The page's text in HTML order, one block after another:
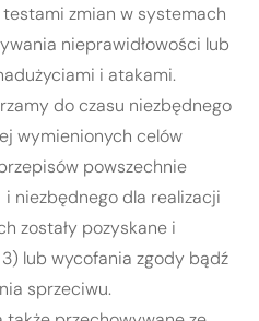
zmian w systemach
nieprawidłowości lub
i atakami.
do czasu niezbędnego
wymienionych celów
powszechnie
dla realizacji
zostały pozyskane i
lub wycofania zgody bądź
sprzeciwu.